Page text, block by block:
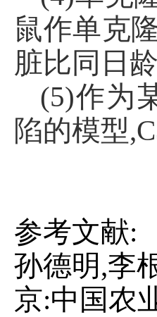
鼠作单克
脏比同日
(5)作为
陷的模型
参考文献:
孙德明,李
京:中国农